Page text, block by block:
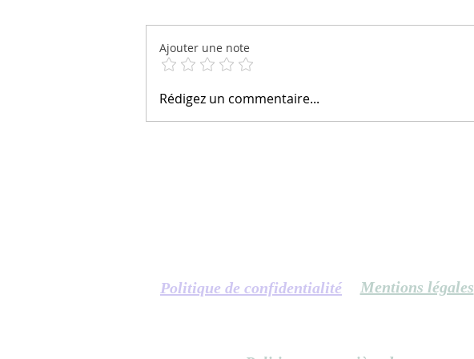
La relation vivante avec le
Divin
Ajouter une note
Rédigez un commentaire...
Politique de confidentialité Mentions légales